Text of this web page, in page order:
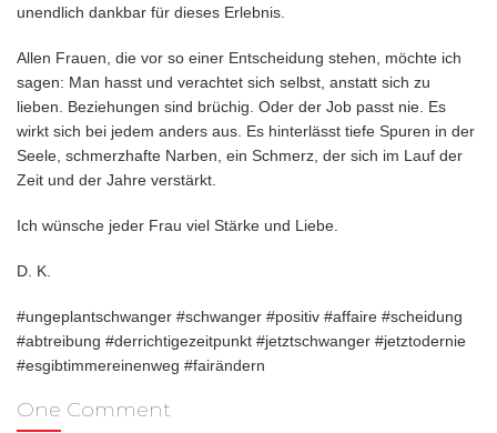
unendlich dankbar für dieses Erlebnis.
Allen Frauen, die vor so einer Entscheidung stehen, möchte ich
sagen: Man hasst und verachtet sich selbst, anstatt sich zu
lieben. Beziehungen sind brüchig. Oder der Job passt nie. Es
wirkt sich bei jedem anders aus. Es hinterlässt tiefe Spuren in der
Seele, schmerzhafte Narben, ein Schmerz, der sich im Lauf der
Zeit und der Jahre verstärkt.
Ich wünsche jeder Frau viel Stärke und Liebe.
D. K.
#ungeplantschwanger #schwanger #positiv #affaire #scheidung
#abtreibung #derrichtigezeitpunkt #jetztschwanger #jetztodernie
#esgibtimmereinenweg #fairändern
One Comment